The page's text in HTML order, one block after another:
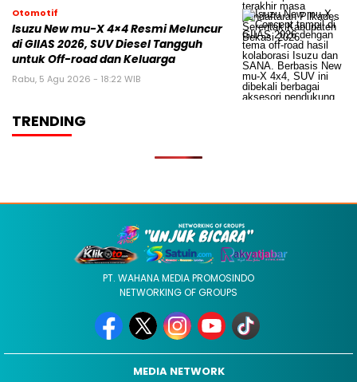
Otomotif
Isuzu New mu-X 4×4 Resmi Meluncur
di GIIAS 2026, SUV Diesel Tangguh
untuk Off-road dan Keluarga
Rabu, 5 Agu 2026 - 18:22 WIB
TRENDING
PT. WAHANA MEDIA PROMOSINDO
NETWORKING OF GROUPS
MEDIA NETWORK